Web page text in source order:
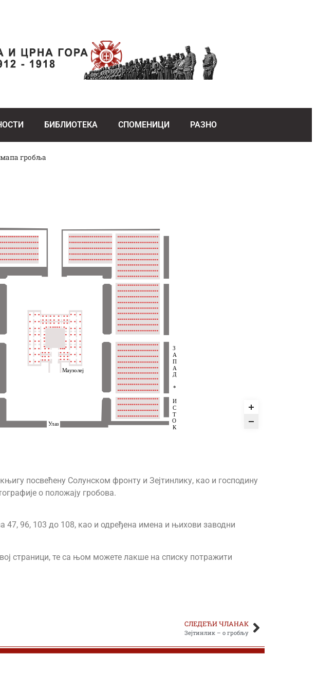
БИБЛИОТЕКА СПОМЕНИЦИ РАЗНО
гробља
З
А
П
А
Д
*
И
С
Т
О
К
Улаз
Маузолеј
посвећену Солунском фронту и Зејтинлику, као и господину
о положају гробова.
47, 96, 103 до 108, као и одређена имена и њихови заводни
страници, те са њом можете лакше на списку потражити
СЛЕДЕЋИ ЧЛАНАК
Зејтинлик – о гробљу